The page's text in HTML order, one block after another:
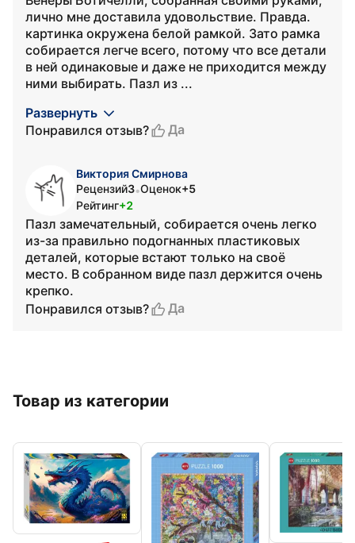
лично мне доставила удовольствие. Правда.
картинка окружена белой рамкой. Зато рамка
собирается легче всего, потому что все детали
в ней одинаковые и даже не приходится между
ними выбирать. Пазл из ...
Развернуть
Понравился отзыв?
Да
Виктория Смирнова
Рецензий3•Оценок+5
Рейтинг+2
Пазл замечательный, собирается очень легко
из-за правильно подогнанных пластиковых
деталей, которые встают только на своё
место. В собранном виде пазл держится очень
крепко.
Понравился отзыв?
Да
Товар из категории